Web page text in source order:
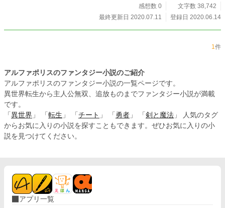
っちなシーンがないからこちらを見る人に需要があるかは各
自で決めてくださいね♡) 時は進み中学生になったカリンは振
物語を...♡」 誰もいないのに...、誰かがそう呟いたような気
感想数 0
文字数 38,742
最終更新日 2020.07.11
登録日 2020.06.14
1件
アルファポリスのファンタジー小説のご紹介
アルファポリスのファンタジー小説の一覧ページです。
異世界転生から主人公無双、追放ものまでファンタジー小説が満載
です。
「 異世界 」 「 転生 」 「 チート 」 「 勇者 」 「 剣と魔法 」 人気のタグ
からお気に入りの小説を探すこともできます。ぜひお気に入りの小
説を見つけてください。
アプリ一覧